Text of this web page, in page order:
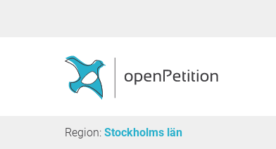
Region: Stockholms län